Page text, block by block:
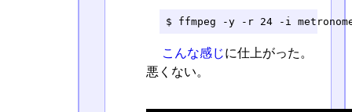
$ ffmpeg -y -r 24 -i
こんな感じに仕上がった。
悪くない。